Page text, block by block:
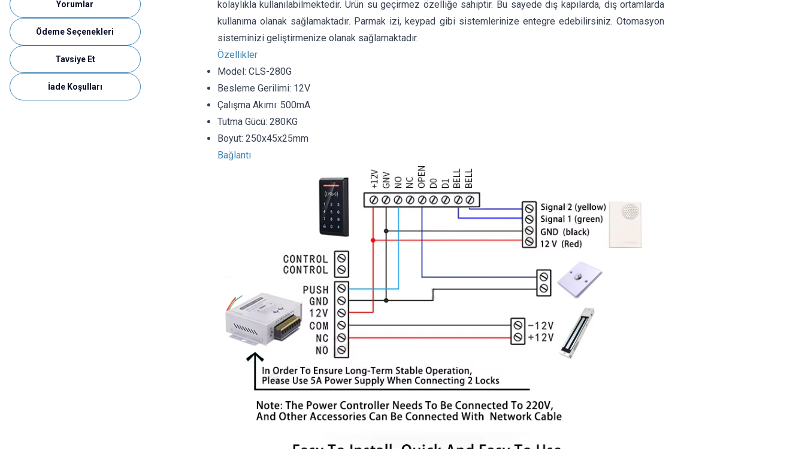
Yorumlar
Ödeme Seçenekleri
Tavsiye Et
İade Koşulları
kolaylıkla kullanılabilmektedir. Ürün su geçirmez özelliğe sahiptir. Bu sayede dış kapılarda, dış ortamlarda
kullanıma olanak sağlamaktadır. Parmak izi, keypad gibi sistemlerinize entegre edebilirsiniz. Otomasyon
sisteminizi geliştirmenize olanak sağlamaktadır.
Özellikler
Model: CLS-280G
Besleme Gerilimi: 12V
Çalışma Akımı: 500mA
Tutma Gücü: 280KG
Boyut: 250x45x25mm
Bağlantı